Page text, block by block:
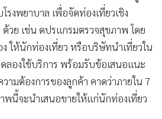
ต่ตั้ง นายสุรพล เศวตเศรณี เป็นผู้
ระเทศไทย(ททท.) อย่างเป็นทางการ
รือโดยเร่งด่วน เพื่อให้ ททท.ช่วยเหลือ
สูงอายุ รวมถึงมีการตั้งคณะทำงาน
เฉพาะ เป็นการทำงานร่วมกันระหว่าง